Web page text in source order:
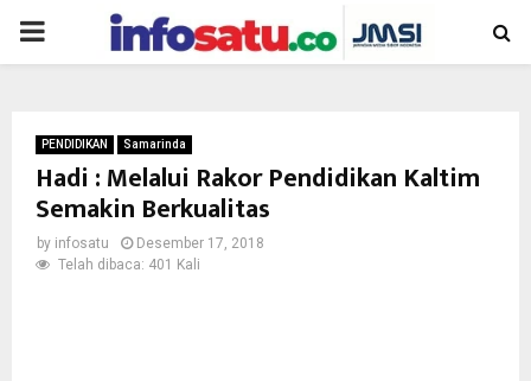
PRIMARY
PENDIDIKAN Samarinda
Hadi : Melalui Rakor Pendidikan Kaltim
Semakin Berkualitas
by infosatu
Desember 17, 2018
Telah dibaca: 401 Kali